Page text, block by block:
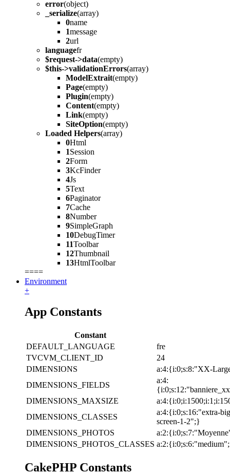
error(object)
_serialize(array)
0name
1message
2url
languagefr
$request->data(empty)
$this->validationErrors(array)
ModelExtrait(empty)
Page(empty)
Plugin(empty)
Content(empty)
Link(empty)
SiteOption(empty)
Loaded Helpers(array)
0Html
1Session
2Form
3KcFinder
4Js
5Text
6Paginator
7Cache
8Number
9SimpleGraph
10DebugTimer
11Toolbar
12Thumbnail
13HtmlToolbar
====
Environment
+
App Constants
Constant
DEFAULT_LANGUAGE
fre
TVCVM_CLIENT_ID
24
DIMENSIONS
a:4:{i:0;s:8:"XX-
DIMENSIONS_FIELDS
a:4:
DIMENSIONS_MAXSIZE
DIMENSIONS_CLASSES
a:4:{i:0;s:16:"extra-
screen-1-2";}
DIMENSIONS_PHOTOS
DIMENSIONS_PHOTOS_CLASSES
CakePHP Constants